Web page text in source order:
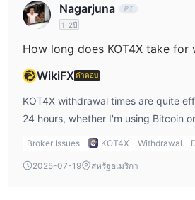
Nagarjuna
1-2ปี
How long does KOT4X take for
WikiFXคำตอบ
KOT4X withdrawal times are quite
24 hours, whether I'm using Bitcoin
This is important for me since I want
still appreciate the fast processing
Broker Issues KOT4X Withdrawal
2025-07-19 สหรัฐอเมริกา